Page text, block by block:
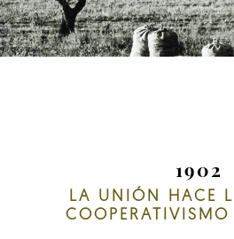
1902
LA UNIÓN HACE
PRODUCTOS